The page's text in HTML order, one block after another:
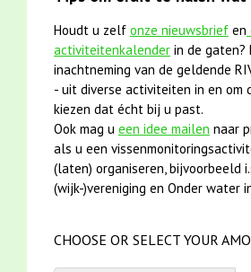
Houdt u zelf onze nieuwsbrief en
activiteitenkalender in de gaten?
inachtneming van de geldende
- uit diverse activiteiten in en om
kiezen dat écht bij u past.
Ook mag u een idee mailen naar
als u een
(laten) organiseren, bijvoorbeeld
(wijk-)vereniging en Onder water
CHOOSE OR SELECT YOUR